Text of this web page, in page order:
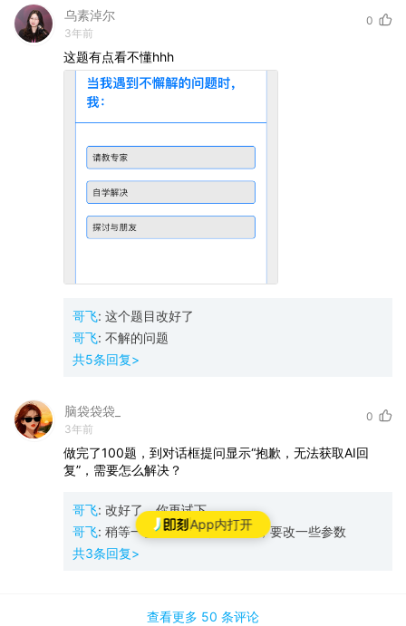
App内打开
乌素淖尔
3年前
0
这题有点看不懂hhh
哥飞: 这个题目改好了
哥飞: 不解的问题
共5条回复>
脑袋袋袋_
3年前
0
做完了100题，到对话框提问显示“抱歉，无法获取AI回
复”，需要怎么解决？
哥飞: 改好了，你再试下
哥飞: 稍等一会儿，正在切换模型，要改一些参数
共3条回复>
查看更多 50 条评论